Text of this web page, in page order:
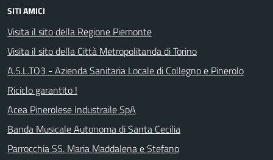
SITI AMICI
Visita il sito della Regione Piemonte
Visita il sito della Città Metropolitanda di Torino
A.S.L.TO3 - Azienda Sanitaria Locale di Collegno e Pinerolo
Riciclo garantito !
Acea Pinerolese Industraile SpA
Banda Musicale Autonoma di Santa Cecilia
Parrocchia SS. Maria Maddalena e Stefano